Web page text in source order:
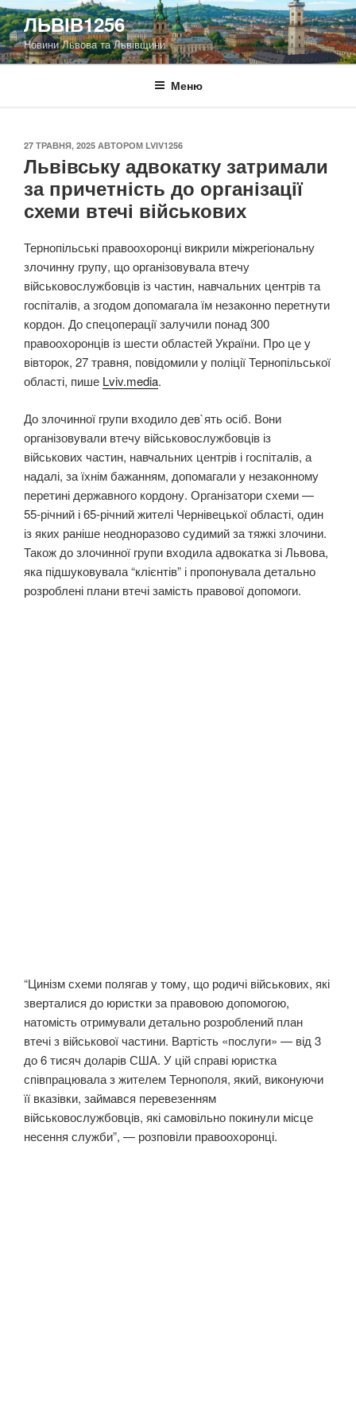
Перейти
до
вмісту
ЛЬВІВ1256
Новини Львова та Львівщини
Меню
ОПУБЛІКОВАНО
27 ТРАВНЯ, 2025 АВТОРОМ LVIV1256
Львівську адвокатку затримали
за причетність до організації
схеми втечі військових
Тернопільські правоохоронці викрили міжрегіональну
злочинну групу, що організовувала втечу
військовослужбовців із частин, навчальних центрів та
госпіталів, а згодом допомагала їм незаконно перетнути
кордон. До спецоперації залучили понад 300
правоохоронців із шести областей України. Про це у
вівторок, 27 травня, повідомили у поліції Тернопільської
області, пише Lviv.media.
До злочинної групи входило дев`ять осіб. Вони
організовували втечу військовослужбовців із
військових частин, навчальних центрів і госпіталів, а
надалі, за їхнім бажанням, допомагали у незаконному
перетині державного кордону. Організатори схеми —
55-річний і 65-річний жителі Чернівецької області, один
із яких раніше неодноразово судимий за тяжкі злочини.
Також до злочинної групи входила адвокатка зі Львова,
яка підшуковувала “клієнтів” і пропонувала детально
розроблені плани втечі замість правової допомоги.
“Цинізм схеми полягав у тому, що родичі військових, які
зверталися до юристки за правовою допомогою,
натомість отримували детально розроблений план
втечі з військової частини. Вартість «послуги» — від 3
до 6 тисяч доларів США. У цій справі юристка
співпрацювала з жителем Тернополя, який, виконуючи
її вказівки, займався перевезенням
військовослужбовців, які самовільно покинули місце
несення служби”, — розповіли правоохоронці.